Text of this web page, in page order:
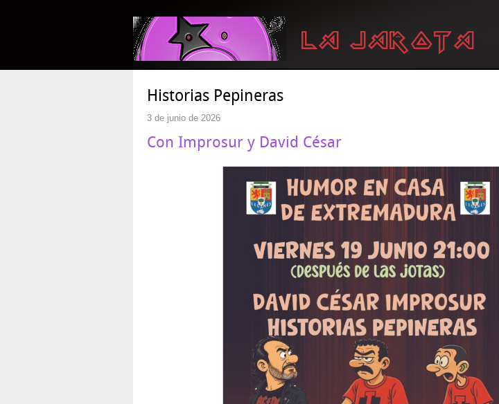
Historias Pepineras
3 de junio de 2026
Con Improsur y David César